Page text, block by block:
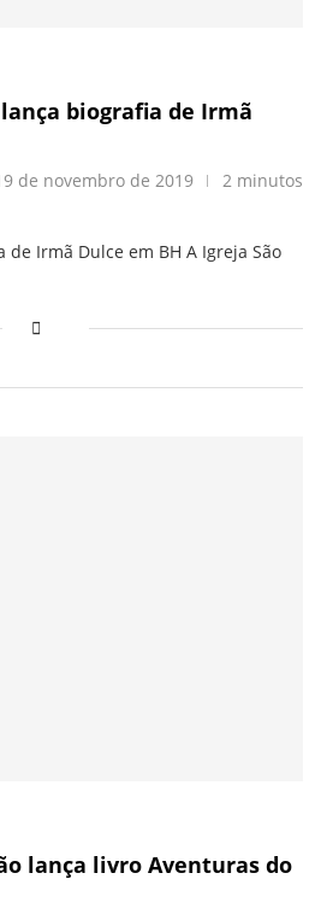
biografia de Irmã
de novembro de 2019
2 minutos
Irmã Dulce em BH A Igreja São
lança livro Aventuras do